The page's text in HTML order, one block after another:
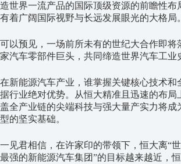
造世界一流产品的国际顶级资源的前瞻性布
有着广阔国际视野与长远发展眼光的大格局。
可以预见，一场前所未有的世纪大合作即将
家汽车零部件巨头，共同缔造世界汽车工业
在新能源汽车产业，谁掌握关键核心技术和
据行业绝对优势。从恒大精准且迅速的布局
盖全产业链的尖端科技与强大量产实力将成
型的坚实基础。
一见君相信，在许家印的带领下，恒大离“
最强的新能源汽车集团”的目标越来越近，